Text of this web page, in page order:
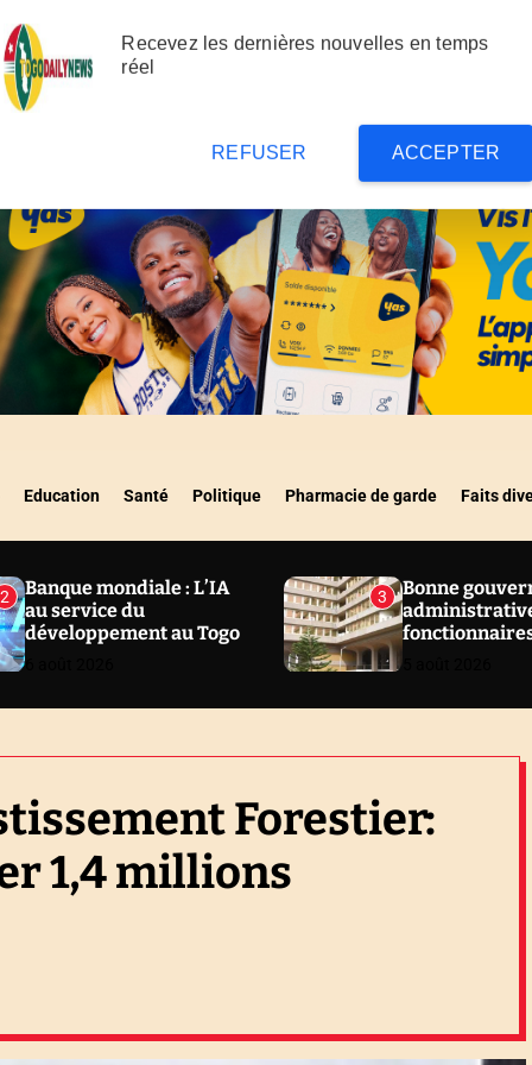
administrative : 132
sanctionnés en 2 ans au Togo
la justice
Education Santé Politique Pharmacie de garde Faits
2
Banque mondiale : L’IA
au service du
développement au Togo
6 août 2026
3
Bonne
Forestier:
1,4 millions
Recevez les dernières nouvelles en temps
réel
ACCEPTER
REFUSER